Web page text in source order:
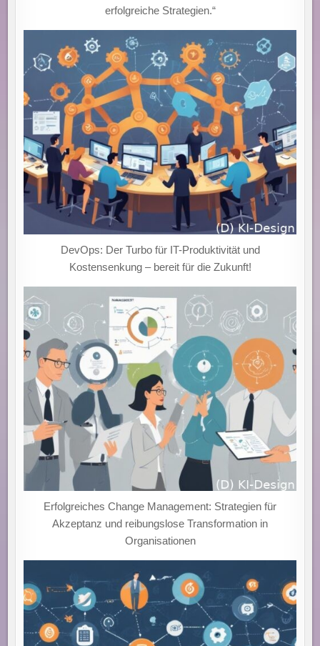
erfolgreiche Strategien.“
DevOps: Der Turbo für IT-Produktivität und
Kostensenkung – bereit für die Zukunft!
Erfolgreiches Change Management: Strategien für
Akzeptanz und reibungslose Transformation in
Organisationen